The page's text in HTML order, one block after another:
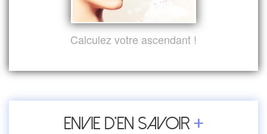
Calculez votre ascendant !
Envie d’en savoir +